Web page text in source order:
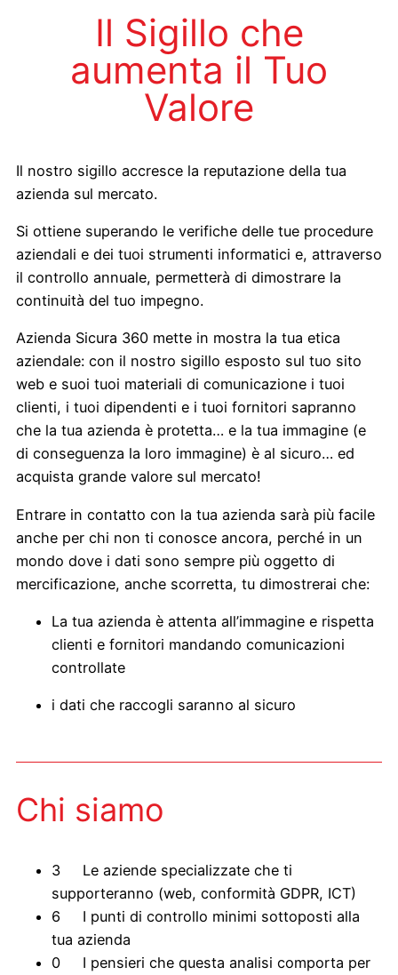
Il Sigillo che
aumenta il Tuo
Valore
Il nostro sigillo accresce la reputazione della tua
azienda sul mercato.
Si ottiene superando le verifiche delle tue procedure
aziendali e dei tuoi strumenti informatici e, attraverso
il controllo annuale, permetterà di dimostrare la
continuità del tuo impegno.
Azienda Sicura 360 mette in mostra la tua etica
aziendale: con il nostro sigillo esposto sul tuo sito
web e suoi tuoi materiali di comunicazione i tuoi
clienti, i tuoi dipendenti e i tuoi fornitori sapranno
che la tua azienda è protetta… e la tua immagine (e
di conseguenza la loro immagine) è al sicuro… ed
acquista grande valore sul mercato!
Entrare in contatto con la tua azienda sarà più facile
anche per chi non ti conosce ancora, perché in un
mondo dove i dati sono sempre più oggetto di
mercificazione, anche scorretta, tu dimostrerai che:
La tua azienda è attenta all’immagine e rispetta
clienti e fornitori mandando comunicazioni
controllate
i dati che raccogli saranno al sicuro
Chi siamo
3 Le aziende specializzate che ti
supporteranno (web, conformità GDPR, ICT)
6 I punti di controllo minimi sottoposti alla
tua azienda
0 I pensieri che questa analisi comporta per